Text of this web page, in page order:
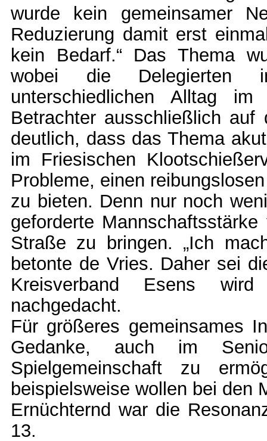
wurde kein gemeinsamer
Reduzierung damit erst
kein Bedarf.“ Das Thema
wobei die Delegierten
unterschiedlichen Alltag
Betrachter ausschließlich auf
deutlich, dass das Thema
im Friesischen
Probleme, einen
zu bieten. Denn nur noch
geforderte
Straße zu bringen. „Ich
betonte de Vries. Daher sei
Kreisverband Esens
nachgedacht.
Für größeres gemeinsames
Gedanke, auch im
Spielgemeinschaft zu
beispielsweise wollen bei den
Ernüchternd war die
13.